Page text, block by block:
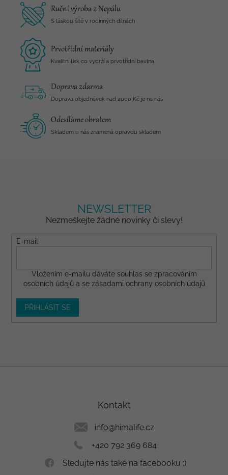
Ruční výroba z Nepálu
S láskou šité v rodinných dílnách
Prvotřídní materiály
Kvalitní tisk co vydrží a prvotřídní bavlna
Doprava zdarma
Doprava objednávek nad 2000 Kč je na nás
Odesíláme obratem
Skladem u nás znamená opravdu skladem
NEWSLETTER
Nezmeškejte žádné novinky či slevy!
E-mail
Vložením e-mailu dáváte souhlas se zpracováním
osobních údajů a se zásadami ochrany osobních údajů
PŘIHLÁSIT SE
Kontakt
info@himalife.cz
+420 792 369 684
Sledujte nás také na facebooku :)